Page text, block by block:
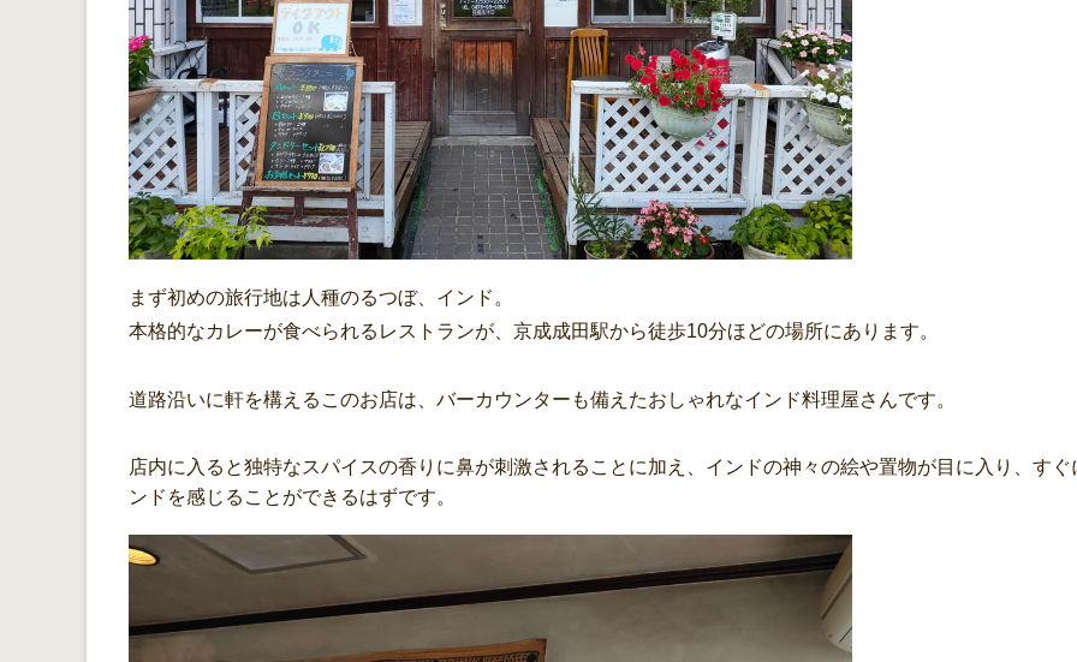
まず初めの旅行地は人種のるつぼ、インド。
本格的なカレーが食べられるレストランが、京成成田駅から徒歩10分ほどの場所にあります。
道路沿いに軒を構えるこのお店は、バーカウンターも備えたおしゃれなインド料理屋さんです。
店内に入ると独特なスパイスの香りに鼻が刺激されることに加え、インドの神々の絵や置物が目に入り、すぐ
ンドを感じることができるはずです。